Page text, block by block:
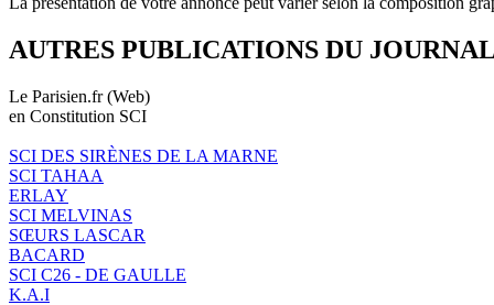
AUTRES PUBLICATIONS DU JOURNAL
Le Parisien.fr (Web)
en Constitution SCI
SCI DES SIRÈNES DE LA MARNE
SCI TAHAA
ERLAY
SCI MELVINAS
SŒURS LASCAR
BACARD
SCI C26 - DE GAULLE
K.A.I